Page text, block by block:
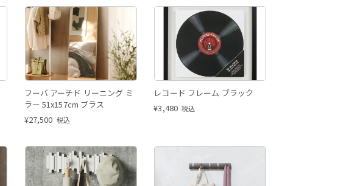
フーバ アーチド リーニング ミ
ラー 51x157cm ブラス
¥27,500 税込
レコード フレーム ブラック
¥3,480 税込